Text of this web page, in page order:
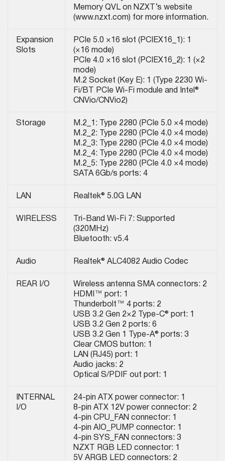
Memory QVL on NZXT’s website
(www.nzxt.com) for more information.
Expansion
Slots
PCIe 5.0 ×16 slot (PCIEX16_1): 1
(×16 mode)
PCIe 4.0 ×16 slot (PCIEX16_2): 1 (×2
mode)
M.2 Socket (Key E): 1 (Type 2230 Wi-
Fi/BT PCIe Wi-Fi module and Intel®
CNVio/CNVio2)
Storage
M.2_1: Type 2280 (PCIe 5.0 ×4 mode)
M.2_2: Type 2280 (PCIe 4.0 ×4 mode)
M.2_3: Type 2280 (PCIe 4.0 ×4 mode)
M.2_4: Type 2280 (PCIe 4.0 ×4 mode)
M.2_5: Type 2280 (PCIe 4.0 ×4 mode)
SATA 6Gb/s ports: 4
LAN Realtek® 5.0G LAN
WIRELESS
Tri-Band Wi-Fi 7: Supported
(320MHz)
Bluetooth: v5.4
Audio Realtek® ALC4082 Audio Codec
REAR I/O
Wireless antenna SMA connectors: 2
HDMI™ port: 1
Thunderbolt™ 4 ports: 2
USB 3.2 Gen 2×2 Type-C® port: 1
USB 3.2 Gen 2 ports: 6
USB 3.2 Gen 1 Type-A® ports: 3
Clear CMOS button: 1
LAN (RJ45) port: 1
Audio jacks: 2
Optical S/PDIF out port: 1
INTERNAL
I/O
24-pin ATX power connector: 1
8-pin ATX 12V power connector: 2
4-pin CPU_FAN connector: 1
4-pin AIO_PUMP connector: 1
4-pin SYS_FAN connectors: 3
NZXT RGB LED connector: 1
5V ARGB LED connectors: 2